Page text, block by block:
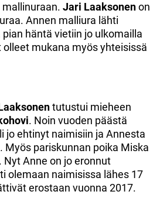
Jari Laaksonenon
Annen malliura lähti
häntä vietiin jo ulkomailla
mukana myös yhteisissä
tutustui mieheen
. Noin vuoden päästä
jo ehtinyt naimisiin ja Annesta
. Myös pariskunnan poika Miska
Anne on jo eronnut
olemaan naimisissa lähes 17
erostaan vuonna 2017.